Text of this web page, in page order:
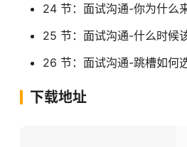
24 节：面试沟通-你为什么
25 节：面试沟通-什么时候
26 节：面试沟通-跳槽如何
下载地址